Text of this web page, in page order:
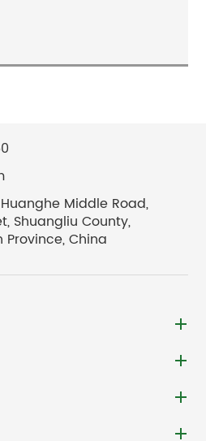
Huanghe Middle Road,
Shuangliu County,
Province, China